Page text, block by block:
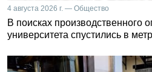
4 августа 2026 г. — Общество
В поисках производственного
университета спустились в